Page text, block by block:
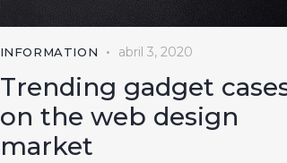
INFORMATION abril 3, 2020
Trending gadget
on the web design
market